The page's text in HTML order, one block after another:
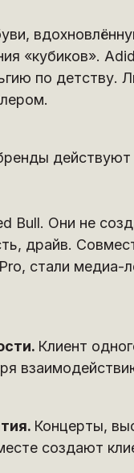
«кубиков».
по детству.
Bull. Они не
драйв.
стали медиа-
Клиент
Концерты,
создают